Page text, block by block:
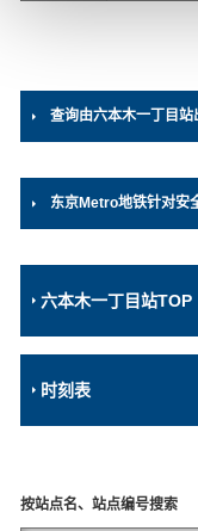
查询由六本木一丁目
东京Metro地铁针对安
六本木一丁目站TOP
时刻表
按站点名、站点编号搜索